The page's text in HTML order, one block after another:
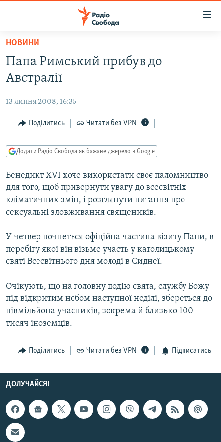
Перейти
основного
матеріалу
Перейти
до
навігації
Перейти
до
СТАТТІ
ПОЛІТИКА
ЕКОНОМІКА
КУЛЬТУРА
СПОРТ
СВІТ
ВІЙНА
РОСІЙСЬКА «ФІЛЬТРАЦІЯ»
КРИМ.РЕАЛІЇ
ТИ ЯК?
СХЕМИ
КИТАЙ.ВИКЛИКИ
ФОТО
СПЕЦПРОЄКТИ
ПОДКАСТИ
КРИМ РЕАЛІЇ
РУС
ДОЛУЧАЙСЯ!
НОВИНИ
Папа Римський прибув до
Австралії
13 липня 2008, 16:35
Поділитись Читати без VPN
Додати Радіо Свобода як бажане джерело в Google
Бенедикт XVI хоче використати своє паломництво
для того, щоб привернути увагу до всесвітніх
кліматичних змін, і розглянути питання про
сексуальні зловживання священиків.
У четвер почнеться офіційна частина візиту Папи, в
перебігу якої він візьме участь у католицькому
святі Всесвітнього дня молоді в Сиднеї.
Очікують, що на головну подію свята, службу Божу
під відкритим небом наступної неділі, збереться до
півмільйона учасників, зокрема й близько 100
тисяч іноземців.
Поділитись Читати без VPN Підписатись
ДОЛУЧАЙСЯ!